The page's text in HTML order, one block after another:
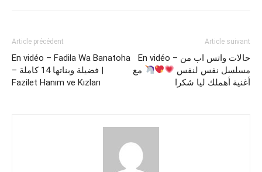
Article précédent
En vidéo – Fadila Wa Banatoha
– فضيلة وبناتها 14 كاملة |
Fazilet Hanım ve Kızları
Article suivant
En vidéo – حالات واتس اب من
مسلسل نفس لنفس
مع
أغنية أهملك ليا شكرا